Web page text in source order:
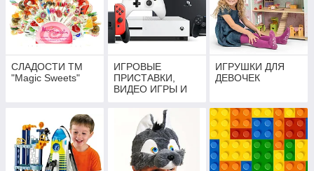
СЛАДОСТИ ТМ
"Magic Sweets"
ИГРОВЫЕ
ПРИСТАВКИ,
ВИДЕО ИГРЫ И
ИГРУШКИ ДЛЯ
ДЕВОЧЕК